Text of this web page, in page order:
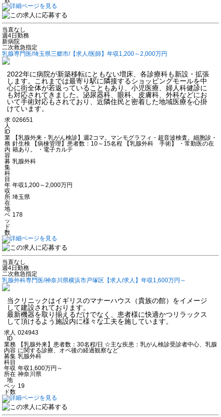
当直なし
週4日勤務
新病院
二次救急指定
乳腺専門医/埼玉県三郷市/【求人/医師】年収1,200～2,000万円
2022年に病院が新築移転にともない増床、各診療科も新設・拡張
します。これまでは最寄り駅に隣接するショッピングモールを中
心に街全体が若返っていることもあり、小児医療、婦人科健診に
も対応されてきました。泌尿器科、眼科、皮膚科、外科などにお
いて手術対応もされており、近隣住民と密着した地域医療を心掛
けています。
求
人
ID
026651
業
務
内
容
【乳腺外来・乳がん検診】週2コマ。マンモグラフィ・超音波検査。細胞診・
針生検 【病棟管理】患者数：10～15名程 【乳腺外科 手術】 ・常勤医の在
籍あり。 ・電子カルテ
募
集
科
目
乳腺外科
年
収
年収1,200～2,000万円
所
在
地
埼玉県
ベ
ッ
ド
数
178
当直なし
週4日勤務
二次救急指定
乳腺外科専門医/神奈川県横浜市戸塚区【求人/求人】年収1,600万円～
当クリニックはイギリスのマナーハウス（貴族の館）をイメージ
して建設されております。
最新機器を取り揃えるだけでなく、患者様に快適かつリラックス
して頂けるよう施設内に様々な工夫を施しています。
求人
ID
024943
業務
内容
【乳腺外来】患者数：30名程/日 ☆主な疾患：乳がん検診受診者中心、乳腺
に関する診療、オペ後の経過観察など
募集
科目
乳腺外科
年収 年収1,600万円～
所在
地
神奈川県
ベッ
ド数
19